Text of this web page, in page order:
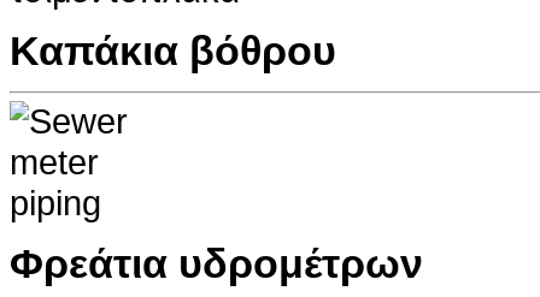
Καπάκια βόθρου
Φρεάτια υδρομέτρων